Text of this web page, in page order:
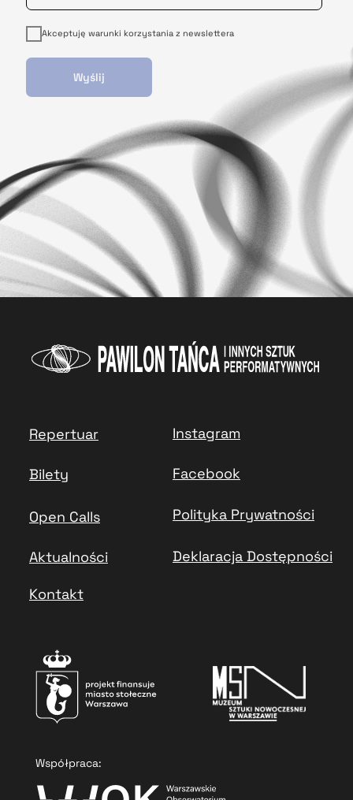
Akceptuję warunki korzystania z newslettera
Wyślij
Repertuar
Współpraca:
Bilety
Open Calls
Kontakt
Aktualności
Polityka Prywatności
Deklaracja Dostępności
Instagram
Facebook